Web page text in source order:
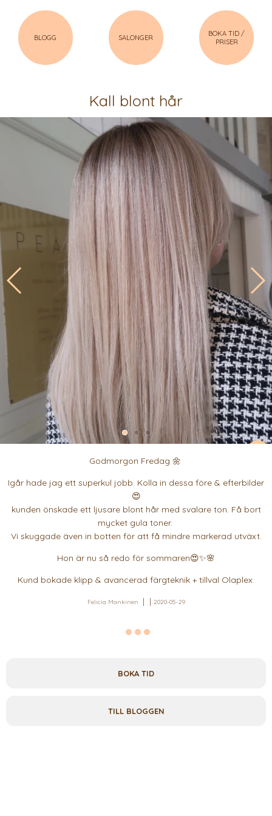
BLOGG SALONGER
BOKA TID /
PRISER
Kall blont hår
Godmorgon Fredag 🌼
Igår hade jag ett superkul jobb. Kolla in dessa före & efterbilder
😍
kunden önskade ett ljusare blont hår med svalare ton. Få bort
mycket gula toner.
Vi skuggade även in botten för att få mindre markerad utväxt.
Hon är nu så redo för sommaren😍✨🌸
Kund bokade klipp & avancerad färgteknik + tillval Olaplex.
Felicia Mankinen 2020-05-29
BOKA TID
TILL BLOGGEN